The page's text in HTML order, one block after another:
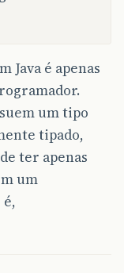
Java é apenas
um tipo
tipado,
ter apenas
um